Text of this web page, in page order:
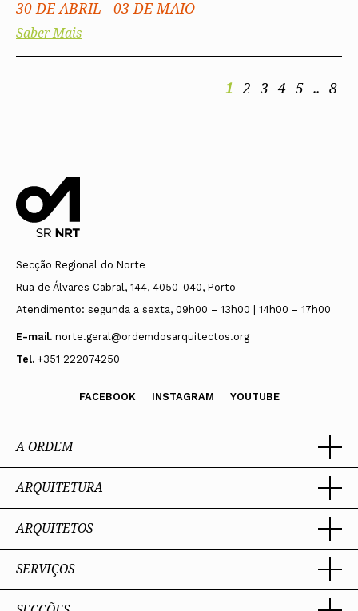
30 DE ABRIL - 03 DE MAIO
Saber Mais
1 2 3 4 5 .. 8
Secção Regional do Norte
Rua de Álvares Cabral, 144, 4050-040, Porto
Atendimento: segunda a sexta, 09h00 – 13h00 | 14h00 – 17h00
E-mail. norte.geral@ordemdosarquitectos.org
Tel. +351 222074250
FACEBOOK INSTAGRAM YOUTUBE
A ORDEM
Ordem dos Arquitectos
Sobre a OA
Legado
Estatuto e Regulamentos
Comissões Técnicas
Membros Honorários
ARQUITETURA
Trabalhar com Arquiteto
Porquê um Arquiteto
Boas práticas
ARQUITETOS
Portal dos Arquitectos
Sobre o Portal
SERVIÇOS